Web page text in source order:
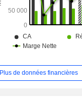
Plus de données financières